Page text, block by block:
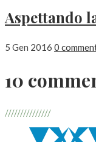
Aspettando
5 Gen 2016 0
10
///////////////